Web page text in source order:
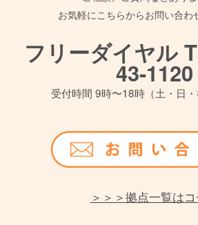
お気軽にこちらからお問い合わ
フリーダイヤル
43-1120
受付時間 9時〜18時（土・日・
＞＞＞拠点一覧は